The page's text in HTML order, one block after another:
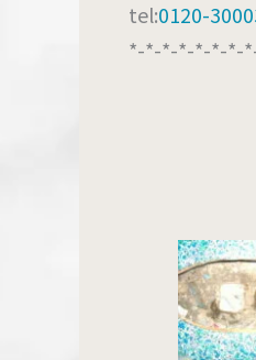
tel:0120-
*-*-*-*-*-*-*-